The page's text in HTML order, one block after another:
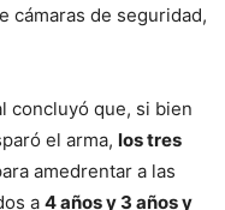
cámaras de seguridad,
concluyó que, si bien
el arma, los tres
amedrentar a las
a 4 años y 3 años y